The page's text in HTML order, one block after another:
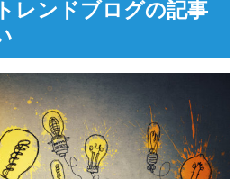
レンドブログの記事